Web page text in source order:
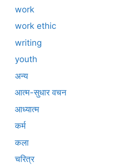
work
work ethic
writing
youth
अन्य
आत्म-सुधार वचन
आध्यात्म
कर्म
कला
चरित्र